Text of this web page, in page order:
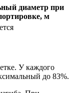
диаметр при
м
У каждого
до 83%.